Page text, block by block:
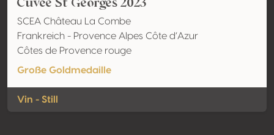
SCEA Château La Combe
Frankreich - Provence Alpes Côte d’Azur
Côtes de Provence rouge
Große Goldmedaille
Vin - Still